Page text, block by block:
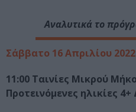
Αναλυτικά το
Σάββατο 16 Απριλίου 2022
11:00 Ταινίες Μικρού
Προτεινόμενες ηλικίες 4+